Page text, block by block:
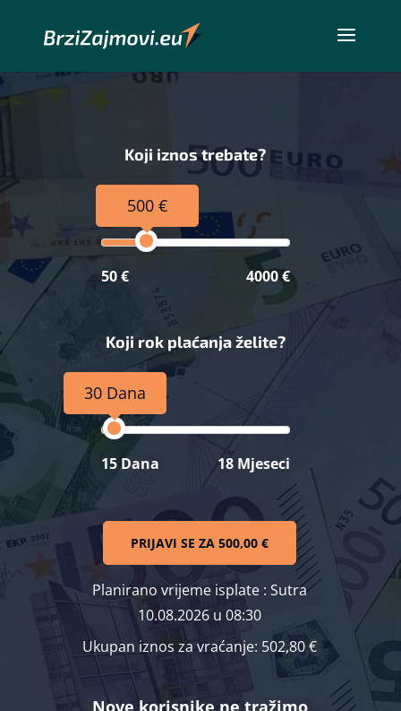
Koji iznos trebate?
500 €
50 € 4000 €
Koji rok plaćanja želite?
30 Dana
15 Dana 18 Mjeseci
PRIJAVI SE ZA500,00 €
Planirano vrijeme isplate : Sutra
10.08.2026 u 08:30
Ukupan iznos za vraćanje: 502,80 €